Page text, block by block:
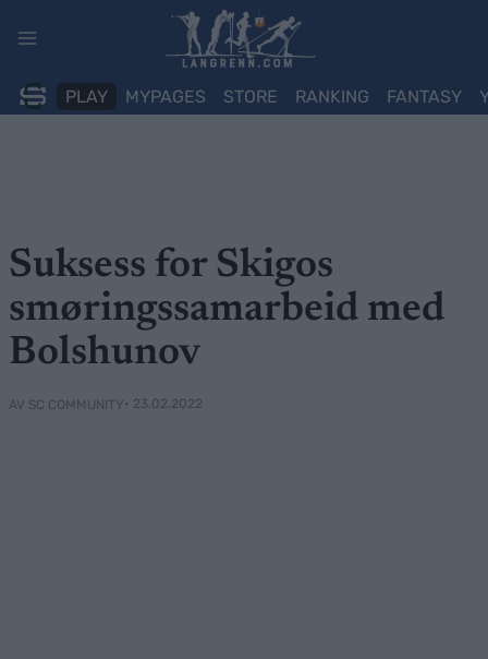
PLAY MYPAGES STORE RANKING FANTASY
Suksess for Skigos
smøringssamarbeid med
Bolshunov
AV SC COMMUNITY• 23.02.2022